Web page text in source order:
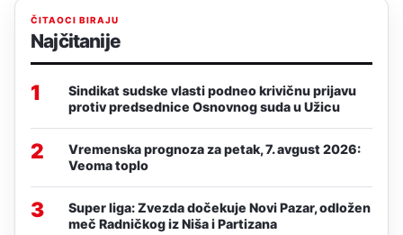
ČITAOCI BIRAJU
Najčitanije
1
Sindikat sudske vlasti podneo krivičnu prijavu
protiv predsednice Osnovnog suda u Užicu
2
Vremenska prognoza za petak, 7. avgust 2026:
Veoma toplo
3
Super liga: Zvezda dočekuje Novi Pazar, odložen
meč Radničkog iz Niša i Partizana